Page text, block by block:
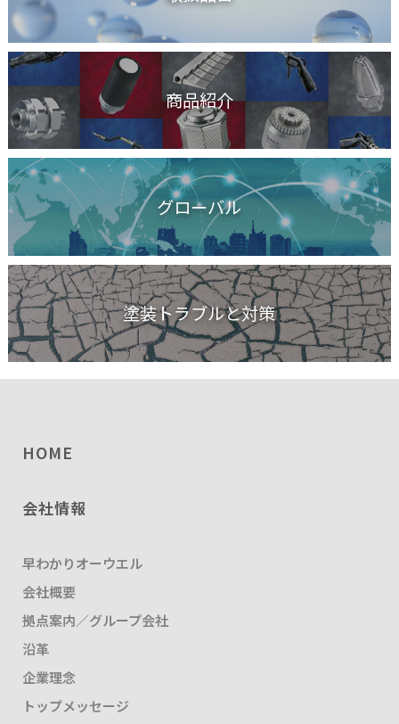
商品紹介
グローバル
塗装トラブルと対策
HOME
会社情報
早わかりオーウエル
会社概要
拠点案内／グループ会社
沿革
企業理念
トップメッセージ